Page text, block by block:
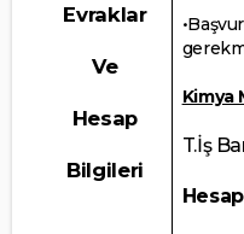
Evraklar
Ve
Hesap
Bilgileri
Kimya
T.İş